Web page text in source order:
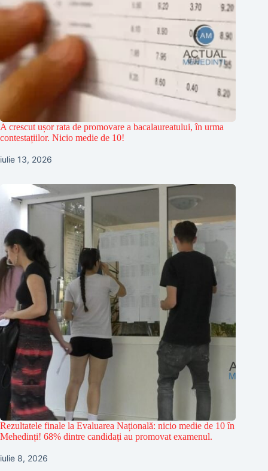
A crescut ușor rata de promovare a bacalaureatului, în urma
contestațiilor. Nicio medie de 10!
iulie 13, 2026
Rezultatele finale la Evaluarea Națională: nicio medie de 10 în
Mehedinți! 68% dintre candidați au promovat examenul.
iulie 8, 2026